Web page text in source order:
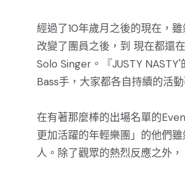
經過了10年歲月之後的現在，
改變了團員之後，到 現在都還
Solo Singer。『JUSTY NASTY'
Bass手，大家都各自持續的活動
在有著那麼棒的出場名單的
更加活躍的年輕樂團」的他們
人。除了觀眾的熱烈反應之外